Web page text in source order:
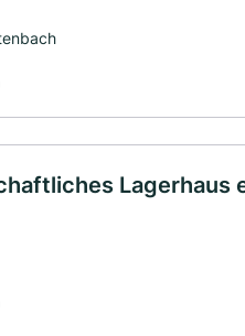
Lagerhaus